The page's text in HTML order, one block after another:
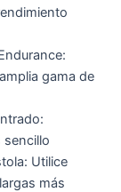
gama de
Utilice
más